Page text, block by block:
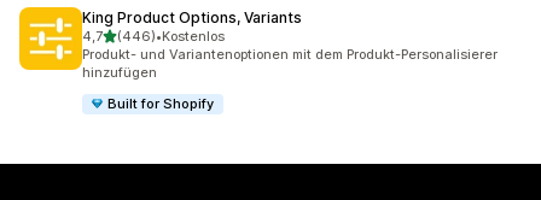
King Product Options, Variants
4,7von 5 Sternen
(446)
446 Rezensionen insgesamt
•Kostenlos
Produkt- und Variantenoptionen mit dem Produkt-Personalisierer
hinzufügen
Built for Shopify